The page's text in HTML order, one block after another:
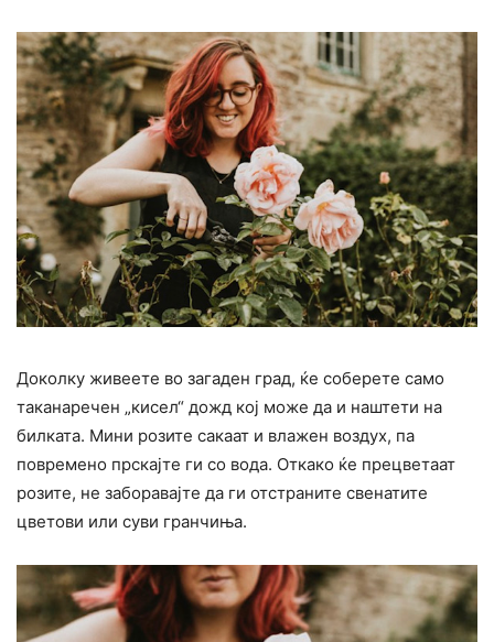
Доколку живеете во загаден град, ќе соберете само
таканаречен „кисел“ дожд кој може да и наштети на
билката. Мини розите сакаат и влажен воздух, па
повремено прскајте ги со вода. Откако ќе прецветаат
розите, не заборавајте да ги отстраните свенатите
цветови или суви гранчиња.